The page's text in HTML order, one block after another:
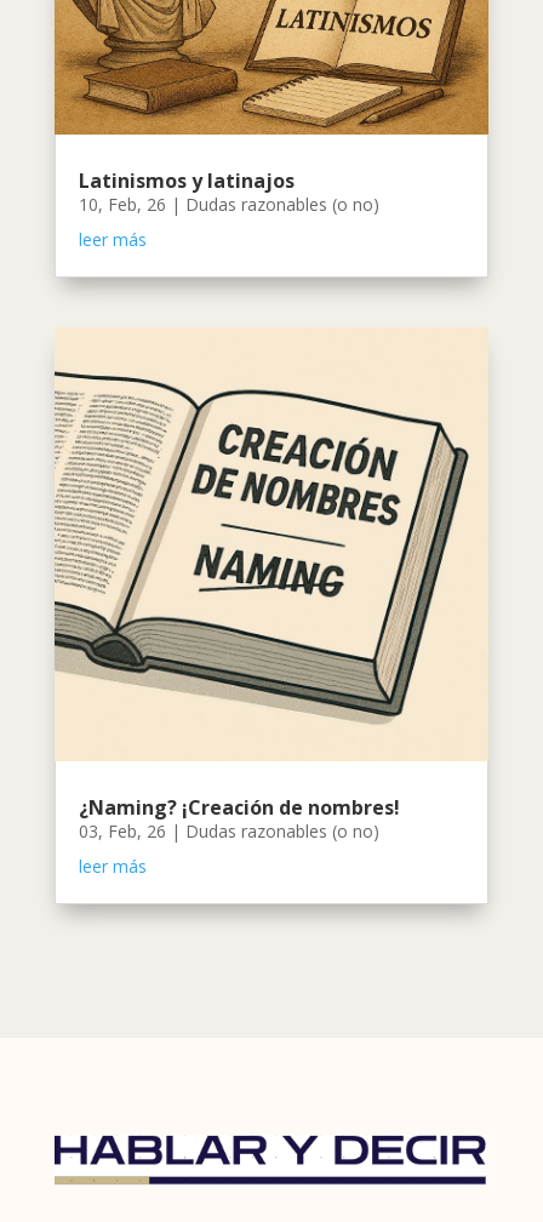
Latinismos y latinajos
10, Feb, 26 | Dudas razonables (o no)
leer más
¿Naming? ¡Creación de nombres!
03, Feb, 26 | Dudas razonables (o no)
leer más